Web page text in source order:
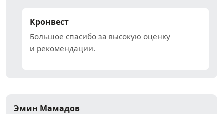
Кронвест
Большое спасибо за высокую оценку
и рекомендации.
Эмин Мамадов